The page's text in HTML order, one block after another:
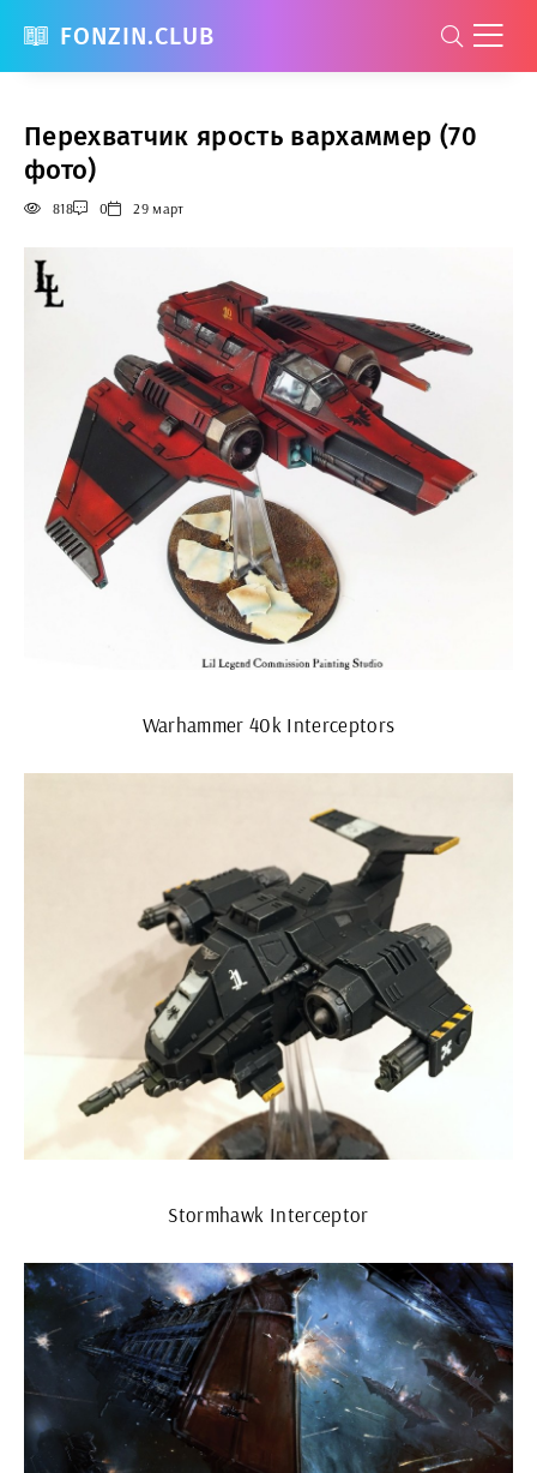
FONZIN.CLUB
Перехватчик ярость вархаммер (70
фото)
818 0 29 март
Warhammer 40k Interceptors
Stormhawk Interceptor